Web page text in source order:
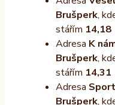
Brušperk,
stářím 14,18
Adresa K
Brušperk,
stářím 14,31
Adresa
Brušperk,